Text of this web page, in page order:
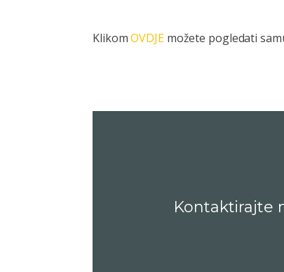
KlikomOVDJEmožete pogledati
Kontaktirajte